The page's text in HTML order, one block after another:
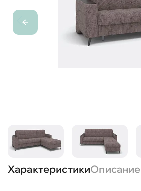
ХарактеристикиОписание